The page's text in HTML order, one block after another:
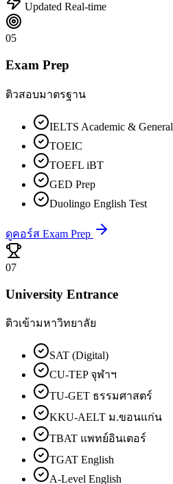
Updated Real-time
05
Exam Prep
ติวสอบมาตรฐาน
IELTS Academic & General
TOEIC
TOEFL iBT
GED Prep
Duolingo English Test
ดูคอร์ส Exam Prep
07
University Entrance
ติวเข้ามหาวิทยาลัย
SAT (Digital)
CU-TEP จุฬาฯ
TU-GET ธรรมศาสตร์
KKU-AELT ม.ขอนแก่น
TBAT แพทย์อินเตอร์
TGAT English
A-Level English